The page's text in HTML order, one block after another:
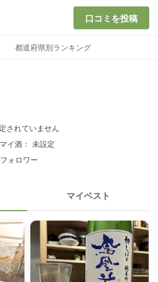
口コミを投稿
都道府県別ランキング
されていません
マイ酒： 未設定
フォロワー
マイベスト